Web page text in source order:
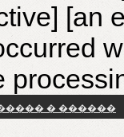
[an
� ������